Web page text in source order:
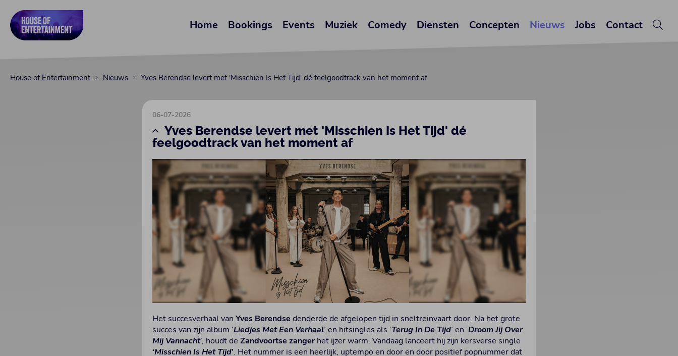
Home Bookings Events Muziek Comedy Diensten Concepten Nieuws Jobs Contact
House of Entertainment Nieuws Yves Berendse levert met 'Misschien Is Het Tijd' dé feelgoodtrack van het moment af
06-07-2026
Yves Berendse levert met 'Misschien Is Het Tijd' dé
feelgoodtrack van het moment af
Het succesverhaal vanYves Berendsedenderde de afgelopen tijd in sneltreinvaart door. Na het grote
succes van zijn album ‘Liedjes Met Een Verhaal’ en hitsingles als ‘Terug In De Tijd’ en ‘Droom Jij Over
Mij Vannacht’, houdt deZandvoortse zanger het ijzer warm. Vandaag lanceert hij zijn kersverse single
‘Misschien Is Het Tijd’. Het nummer is een heerlijk, uptempo en door en door positief popnummer dat